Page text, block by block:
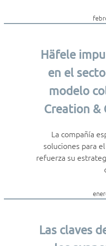
Häfele
en el
modelo
Creation &
La compañía
soluciones para
refuerza su
Las claves